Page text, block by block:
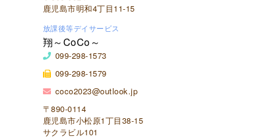
鹿児島市明和4丁目11-15
放課後等デイサービス
翔～CoCo～
099-298-1573
099-298-1579
coco2023@outlook.jp
〒890-0114
鹿児島市小松原1丁目38-15
サクラビル101